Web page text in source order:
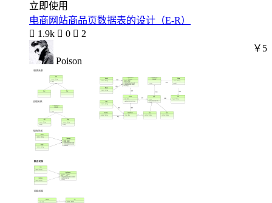
立即使用
电商网站商品页数据表的设计（E-R）
 1.9k  0  2
Poison
￥5